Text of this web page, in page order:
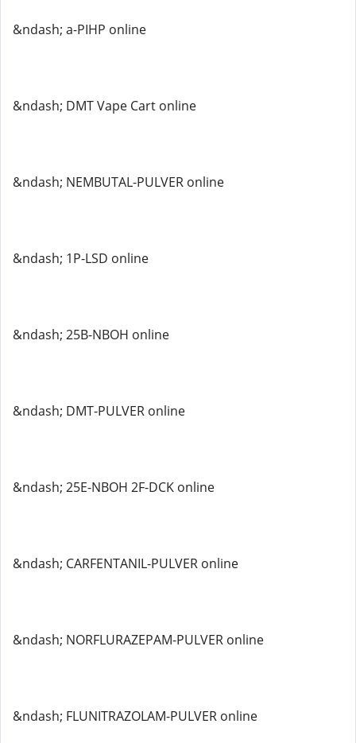
&ndash; a-PIHP online
&ndash; DMT Vape Cart online
&ndash; NEMBUTAL-PULVER online
&ndash; 1P-LSD online
&ndash; 25B-NBOH online
&ndash; DMT-PULVER online
&ndash; 25E-NBOH 2F-DCK online
&ndash; CARFENTANIL-PULVER online
&ndash; NORFLURAZEPAM-PULVER online
&ndash; FLUNITRAZOLAM-PULVER online